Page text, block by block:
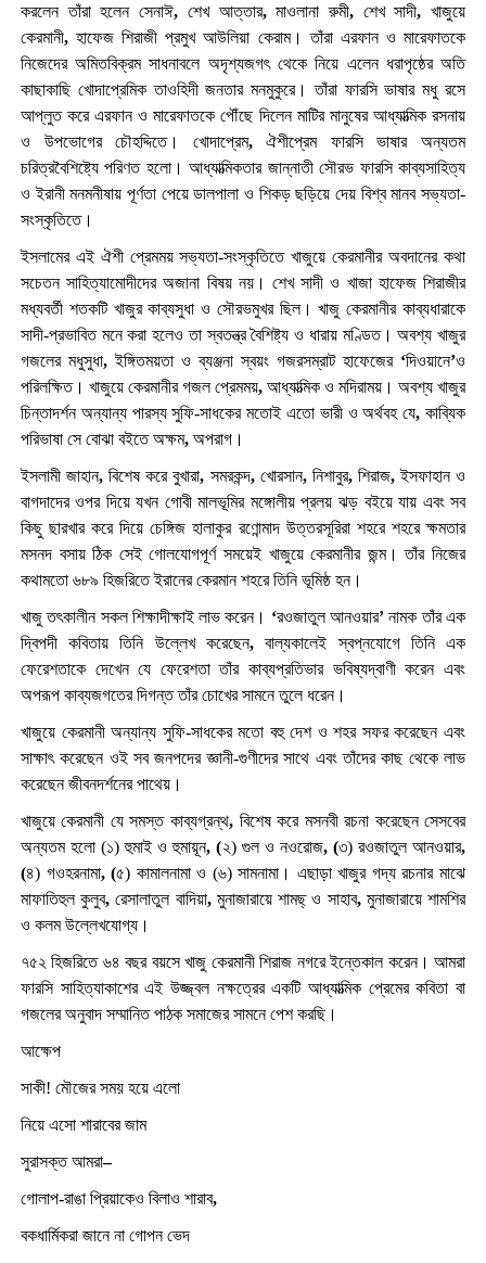
করলেন তাঁরা হলেন সেনাঈ, শেখ আত্তার,মাওলানা রুমী, শেখ সাদী,খাজুয়ে
কেরমানী,হাফেজ শিরাজী প্রমুখ আউলিয়া কেরাম। তাঁরা এরফান ও মারেফাতকে
নিজেদের অমিতবিক্রম সাধনাবলে অদৃশ্যজগৎ থেকে নিয়ে এলেন ধরাপৃষ্ঠের অতি
কাছাকাছি খোদাপ্রেমিক তাওহিদী জনতার মনমুকুরে। তাঁরা ফারসি ভাষার মধু রসে
আপ্লুত করে এরফান ও মারেফাতকে পৌঁছে দিলেন মাটির মানুষের আধ্যাত্মিক রসনায়
ও উপভোগের চৌহদ্দিতে। খোদাপ্রেম,ঐশীপ্রেম ফারসি ভাষার অন্যতম
চরিত্রবৈশিষ্ট্যে পরিণত হলো। আধ্যাত্মিকতার জান্নাতী সৌরভ ফারসি কাব্যসাহিত্য
ও ইরানী মনমনীষায় পূর্ণতা পেয়ে ডালপালা ও শিকড় ছড়িয়ে দেয় বিশ্ব মানব সভ্যতা-
সংস্কৃতিতে।
ইসলামের এই ঐশী প্রেমময় সভ্যতা-সংস্কৃতিতে খাজুয়ে কেরমানীর অবদানের কথা
সচেতন সাহিত্যামোদীদের অজানা বিষয় নয়। শেখ সাদী ও খাজা হাফেজ শিরাজীর
মধ্যবর্তী শতকটি খাজুর কাব্যসুধা ও সৌরভমুখর ছিল। খাজু কেরমানীর কাব্যধারাকে
সাদী-প্রভাবিত মনে করা হলেও তা স্বতন্ত্র বৈশিষ্ট্য ও ধারায় মণ্ডিত। অবশ্য খাজুর
গজলের মধুসুধা,ইঙ্গিতময়তা ও ব্যঞ্জনা স্বয়ং গজরসম্রাট হাফেজের ‘দিওয়ানে’ও
পরিলক্ষিত। খাজুয়ে কেরমানীর গজল প্রেমময়,আধ্যাত্মিক ও মদিরাময়। অবশ্য খাজুর
চিন্তাদর্শন অন্যান্য পারস্য সুফি-সাধকের মতোই এতো ভারী ও অর্থবহ যে,কাব্যিক
পরিভাষা সে বোঝা বইতে অক্ষম, অপরাগ।
ইসলামী জাহান,বিশেষ করে বুখারা, সমরকন্দ, খোরসান, নিশাবুর, শিরাজ,ইসফাহান ও
বাগদাদের ওপর দিয়ে যখন গোবী মালভূমির মঙ্গোলীয় প্রলয় ঝড় বইয়ে যায় এবং সব
কিছু ছারখার করে দিয়ে চেঙ্গিজ হালাকুর রণোন্মাদ উত্তরসূরিরা শহরে শহরে ক্ষমতার
মসনদ বসায় ঠিক সেই গোলযোগপূর্ণ সময়েই খাজুয়ে কেরমানীর জন্ম। তাঁর নিজের
কথামতো ৬৮৯ হিজরিতে ইরানের কেরমান শহরে তিনি ভূমিষ্ঠ হন।
খাজু তৎকালীন সকল শিক্ষাদীক্ষাই লাভ করেন। ‘রওজাতুল আনওয়ার’নামক তাঁর এক
দ্বিপদী কবিতায় তিনি উল্লেখ করেছেন,বাল্যকালেই স্বপ্নযোগে তিনি এক
ফেরেশতাকে দেখেন যে ফেরেশতা তাঁর কাব্যপ্রতিভার ভবিষ্যদ্বাণী করেন এবং
অপরূপ কাব্যজগতের দিগন্ত তাঁর চোখের সামনে তুলে ধরেন।
খাজুয়ে কেরমানী অন্যান্য সুফি-সাধকের মতো বহু দেশ ও শহর সফর করেছেন এবং
সাক্ষাৎ করেছেন ওই সব জনপদের জ্ঞানী-গুণীদের সাথে এবং তাঁদের কাছ থেকে লাভ
করেছেন জীবনদর্শনের পাথেয়।
খাজুয়ে কেরমানী যে সমস্ত কাব্যগ্রন্থ, বিশেষ করে মসনবী রচনা করেছেন সেসবের
অন্যতম হলো (১) হুমাই ও হুমায়ূন, (২) গুল ও নওরোজ, (৩) রওজাতুল আনওয়ার,
(৪) গওহরনামা, (৫) কামালনামা ও (৬) সামনামা। এছাড়া খাজুর গদ্য রচনার মাঝে
মাফাতিহুল কুলুব,রেসালাতুল বাদিয়া, মুনাজারায়ে শামছ্ ও সাহাব, মুনাজারায়ে শামশির
ও কলম উল্লেখযোগ্য।
৭৫২ হিজরিতে ৬৪ বছর বয়সে খাজু কেরমানী শিরাজ নগরে ইন্তেকাল করেন। আমরা
ফারসি সাহিত্যাকাশের এই উজ্জ্বল নক্ষত্রের একটি আধ্যাত্মিক প্রেমের কবিতা বা
গজলের অনুবাদ সম্মানিত পাঠক সমাজের সামনে পেশ করছি।
আক্ষেপ
সাকী! মৌজের সময় হয়ে এলো
নিয়ে এসো শারাবের জাম
সুরাসক্ত আমরা–
গোলাপ-রাঙা প্রিয়াকেও বিলাও শারাব,
বকধার্মিকরা জানে না গোপন ভেদ